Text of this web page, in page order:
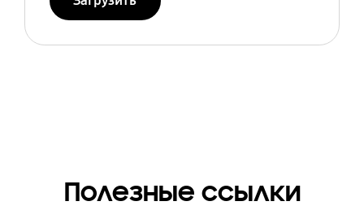
Полезные ссылки